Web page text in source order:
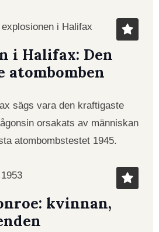
i Halifax: Den
atombomben
sägs vara den kraftigaste
orsakats av människan
atombombstestet 1945.
kvinnan,